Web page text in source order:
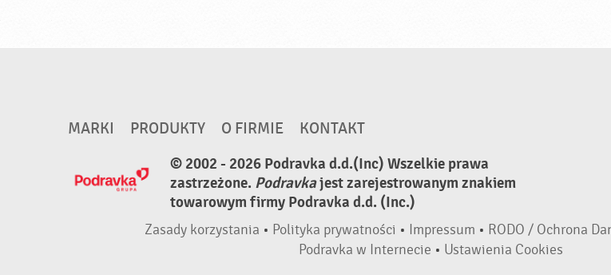
MARKI PRODUKTY O FIRMIE
KONTAKT
© 2002 - 2026 Podravka d.d.(Inc) Wszelkie prawa
zastrzeżone. Podravkajest zarejestrowanym znakiem
towarowym firmy Podravka d.d. (Inc.)
Zasady korzystania • Polityka prywatności • Impressum • RODO / Ochrona
Podravka w Internecie • Ustawienia Cookies